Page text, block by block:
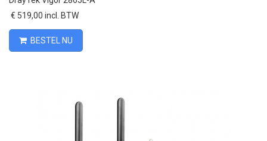
€ 519,00 incl. BTW
BESTEL NU